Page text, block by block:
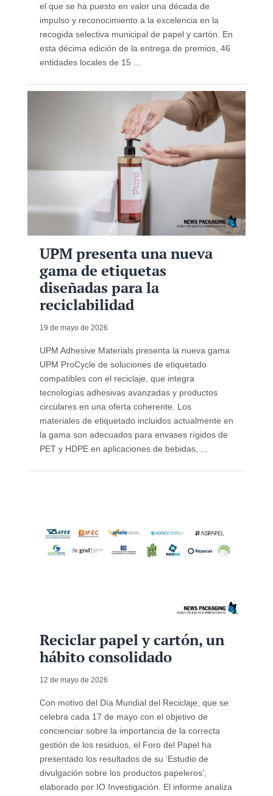
el que se ha puesto en valor una década de
impulso y reconocimiento a la excelencia en la
recogida selectiva municipal de papel y cartón. En
esta décima edición de la entrega de premios, 46
entidades locales de 15 ...
UPM presenta una nueva
gama de etiquetas
diseñadas para la
reciclabilidad
19 de mayo de 2026
UPM Adhesive Materials presenta la nueva gama
UPM ProCycle de soluciones de etiquetado
compatibles con el reciclaje, que integra
tecnologías adhesivas avanzadas y productos
circulares en una oferta coherente. Los
materiales de etiquetado incluidos actualmente en
la gama son adecuados para envases rígidos de
PET y HDPE en aplicaciones de bebidas, ...
Reciclar papel y cartón, un
hábito consolidado
12 de mayo de 2026
Con motivo del Día Mundial del Reciclaje, que se
celebra cada 17 de mayo con el objetivo de
concienciar sobre la importancia de la correcta
gestión de los residuos, el Foro del Papel ha
presentado los resultados de su ‘Estudio de
divulgación sobre los productos papeleros’,
elaborado por IO Investigación. El informe analiza